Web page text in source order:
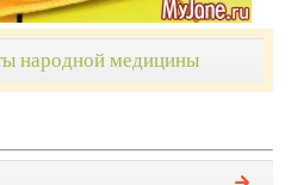
народной медицины